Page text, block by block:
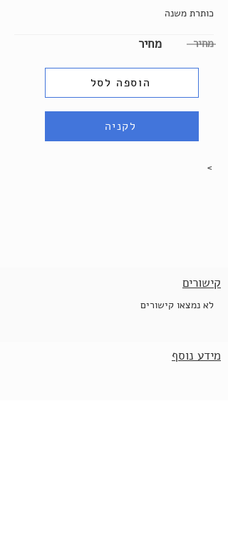
כותרת משנה
מחיר מחיר
הוספה לסל
לקניה
>
קישורים
לא נמצאו קישורים
מידע נוסף